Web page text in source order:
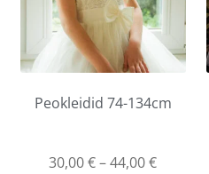
Peokleidid 74-134cm
30,00€–44,00€